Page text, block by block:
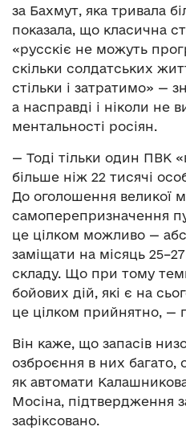
за Бахмут, яка тривала
показала, що класична
«русскіє не можуть
скільки солдатських
стільки і затратимо» —
а насправді і ніколи не
ментальності росіян.
— Тоді тільки один ПВК
більше ніж 22 тисячі
До оголошення великої
самоперепризначення
це цілком можливо —
заміщати на місяць
складу. Що при тому
бойових дій, які є на
це цілком прийнятно, —
Він каже, що запасів
озброєння в них багато,
як автомати
Мосіна, підтвердження
зафіксовано.